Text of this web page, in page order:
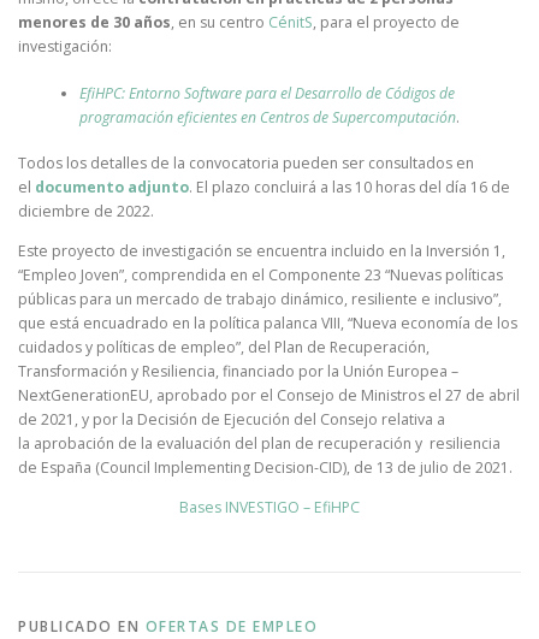
menores de 30 años, en su centro CénitS, para el proyecto de
investigación:
EfiHPC: Entorno Software para el Desarrollo de Códigos de
programación eficientes en Centros de Supercomputación.
Todos los detalles de la convocatoria pueden ser consultados en
el documento adjunto. El plazo concluirá a las 10 horas del día 16 de
diciembre de 2022.
Este proyecto de investigación se encuentra incluido en la Inversión 1,
“Empleo Joven”, comprendida en el Componente 23 “Nuevas políticas
públicas para un mercado de trabajo dinámico, resiliente e inclusivo”,
que está encuadrado en la política palanca VIII, “Nueva economía de los
cuidados y políticas de empleo”, del Plan de Recuperación,
Transformación y Resiliencia, financiado por la Unión Europea –
NextGenerationEU, aprobado por el Consejo de Ministros el 27 de abril
de 2021, y por la Decisión de Ejecución del Consejo relativa a
la aprobación de la evaluación del plan de recuperación y resiliencia
de España (Council Implementing Decision-CID), de 13 de julio de 2021.
Bases INVESTIGO – EfiHPC
PUBLICADO EN OFERTAS DE EMPLEO